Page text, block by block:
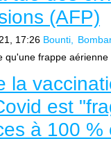
(AFP)
17:26 Bounti
qu'une frappe aérienne
la
est
à 100